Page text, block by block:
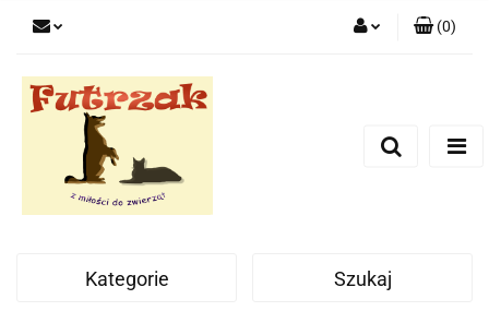
(0)
Kategorie Szukaj